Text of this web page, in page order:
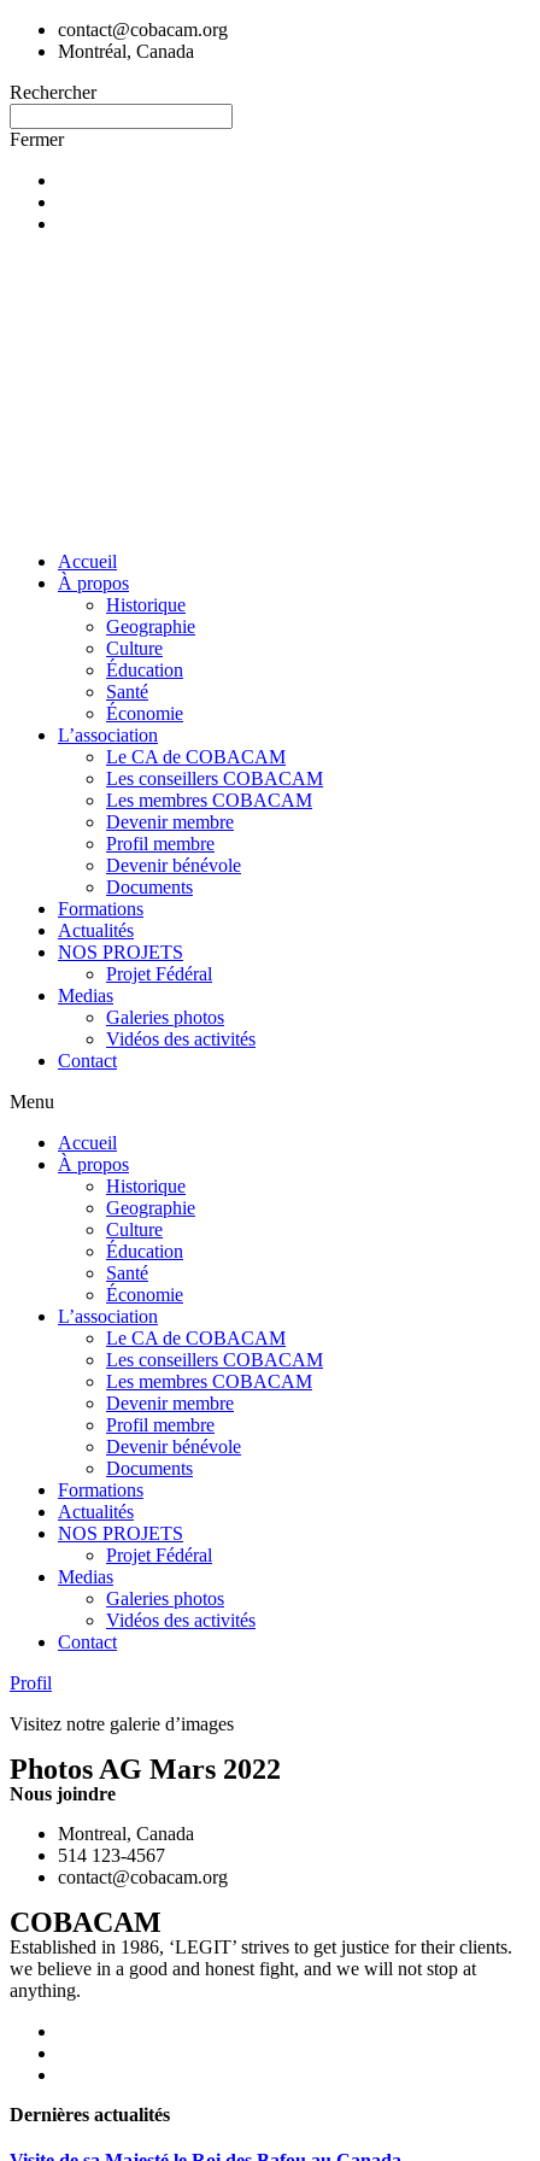
contact@cobacam.org
Montréal, Canada
Rechercher
Fermer
Accueil
À propos
Historique
Geographie
Culture
Éducation
Santé
Économie
L’association
Le CA de COBACAM
Les conseillers COBACAM
Les membres COBACAM
Devenir membre
Profil membre
Devenir bénévole
Documents
Formations
Actualités
NOS PROJETS
Projet Fédéral
Medias
Galeries photos
Vidéos des activités
Contact
Menu
Accueil
À propos
Historique
Geographie
Culture
Éducation
Santé
Économie
L’association
Le CA de COBACAM
Les conseillers COBACAM
Les membres COBACAM
Devenir membre
Profil membre
Devenir bénévole
Documents
Formations
Actualités
NOS PROJETS
Projet Fédéral
Medias
Galeries photos
Vidéos des activités
Contact
Profil
Visitez notre galerie d’images
Photos AG Mars 2022
Nous joindre
Montreal, Canada
514 123-4567
contact@cobacam.org
COBACAM
Established in 1986, ‘LEGIT’ strives to get justice for their clients.
we believe in a good and honest fight, and we will not stop at
anything.
Dernières actualités